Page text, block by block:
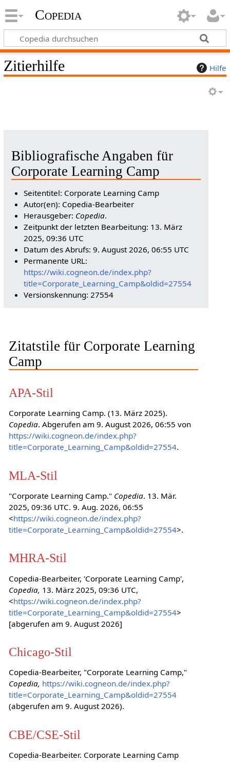
Copedia
Hilfe
Zitierhilfe
Bibliografische Angaben für
Corporate Learning Camp
Seitentitel: Corporate Learning Camp
Autor(en): Copedia-Bearbeiter
Herausgeber: Copedia.
Zeitpunkt der letzten Bearbeitung: 13. März
2025, 09:36 UTC
Datum des Abrufs: 9. August 2026, 06:55 UTC
Permanente URL:
https://wiki.cogneon.de/index.php?
title=Corporate_Learning_Camp&oldid=27554
Versionskennung: 27554
Zitatstile für Corporate Learning
Camp
APA-Stil
Corporate Learning Camp. (13. März 2025).
Copedia. Abgerufen am 9. August 2026, 06:55 von
https://wiki.cogneon.de/index.php?
title=Corporate_Learning_Camp&oldid=27554.
MLA-Stil
"Corporate Learning Camp." Copedia. 13. Mär.
2025, 09:36 UTC. 9. Aug. 2026, 06:55
<https://wiki.cogneon.de/index.php?
title=Corporate_Learning_Camp&oldid=27554>.
MHRA-Stil
Copedia-Bearbeiter, 'Corporate Learning Camp',
Copedia, 13. März 2025, 09:36 UTC,
<https://wiki.cogneon.de/index.php?
title=Corporate_Learning_Camp&oldid=27554>
[abgerufen am 9. August 2026]
Chicago-Stil
Copedia-Bearbeiter, "Corporate Learning Camp,"
Copedia, https://wiki.cogneon.de/index.php?
title=Corporate_Learning_Camp&oldid=27554
(abgerufen am 9. August 2026).
CBE/CSE-Stil
Copedia-Bearbeiter. Corporate Learning Camp